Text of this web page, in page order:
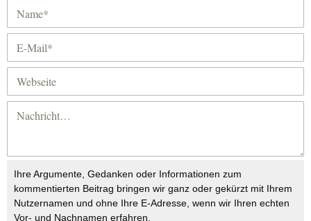
Ihre Argumente, Gedanken oder Informationen zum
kommentierten Beitrag bringen wir ganz oder gekürzt mit Ihrem
Nutzernamen und ohne Ihre E-Adresse, wenn wir Ihren echten
Vor- und Nachnamen erfahren.